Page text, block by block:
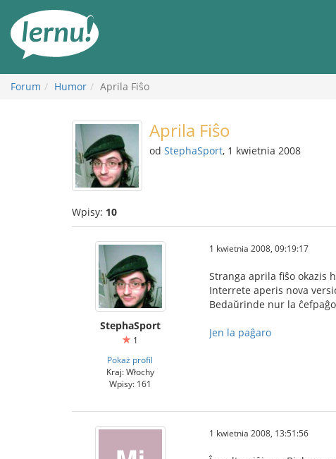
Forum Humor Aprila Fiŝo
Aprila Fiŝo
od StephaSport, 1 kwietnia 2008
Wpisy: 10
StephaSport
1
Pokaż profil
Kraj: Włochy
Wpisy: 161
1 kwietnia 2008, 09:19:17
Stranga aprila fiŝo okazis
Interrete aperis nova
Bedaŭrinde nur la
Jen la paĝaro
1 kwietnia 2008, 13:51:56